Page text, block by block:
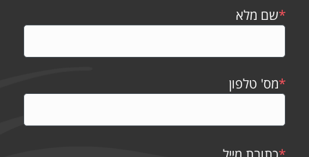
*שם מלא
*מס' טלפון